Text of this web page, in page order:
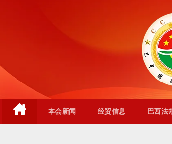
本会新闻 经贸信息 巴西法